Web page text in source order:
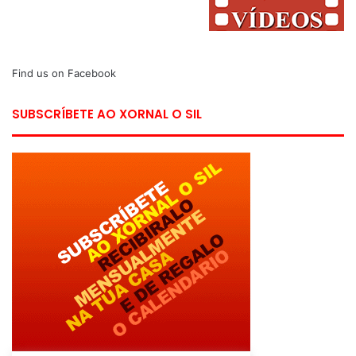
Find us on Facebook
SUBSCRÍBETE AO XORNAL O SIL